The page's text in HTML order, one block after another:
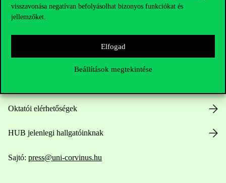
visszavonása negatívan befolyásolhat bizonyos funkciókat és
jellemzőket.
Elfogad
Beállítások megtekintése
Elérhetőségek
Telefonszám:+36 1 482 5000
Oktatói elérhetőségek
HUB jelenlegi hallgatóinknak
Sajtó: press@uni-corvinus.hu